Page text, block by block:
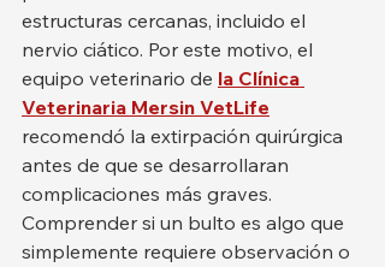
estructuras cercanas, incluido el
nervio ciático. Por este motivo, el
equipo veterinario de la Clínica
Veterinaria Mersin VetLife
recomendó la extirpación quirúrgica
antes de que se desarrollaran
complicaciones más graves.
Comprender si un bulto es algo que
simplemente requiere observación o